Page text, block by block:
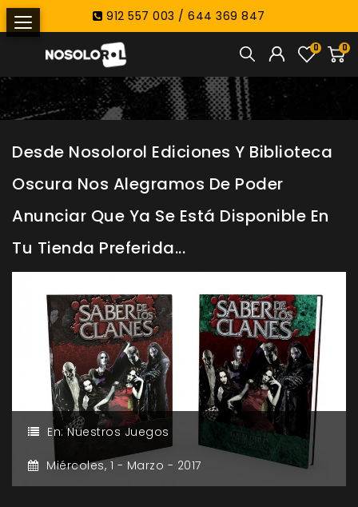
912 557 003 / 644 369 847
0
0
Desde Nosolorol Ediciones Y Biblioteca
Oscura Nos Alegramos De Poder
Anunciar Que Ya Se Está Disponible En
Tu Tienda Preferida...
En:Nuestros Juegos
Miércoles, 1 - Marzo - 2017